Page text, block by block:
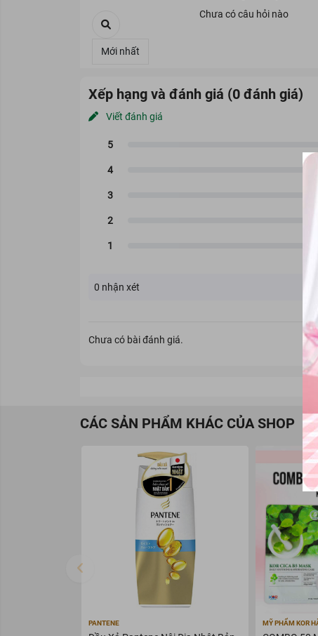
Dầu tẩy trang KOR Supreme
chứa các dưỡng chất quan
trình làm sạch. Một điều đặc
Dung tích/ khối lượng
Độ an toàn
Chưa có câu hỏi nào
Xếp hạng và đánh giá (0 đánh giá)
Viết đánh giá
0 nhận xét
Chưa có bài đánh giá.
CÁC SẢN PHẨM KHÁC CỦA SHOP
PANTENE MỸ PHẨM KOR